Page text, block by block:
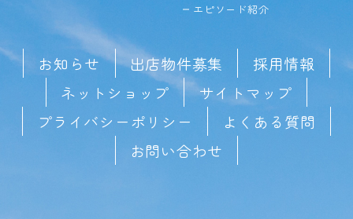
エピソード紹介
お知らせ 出店物件募集
採用情報
ネットショップ
サイトマップ
プライバシーポリシー
よくある質問
お問い合わせ